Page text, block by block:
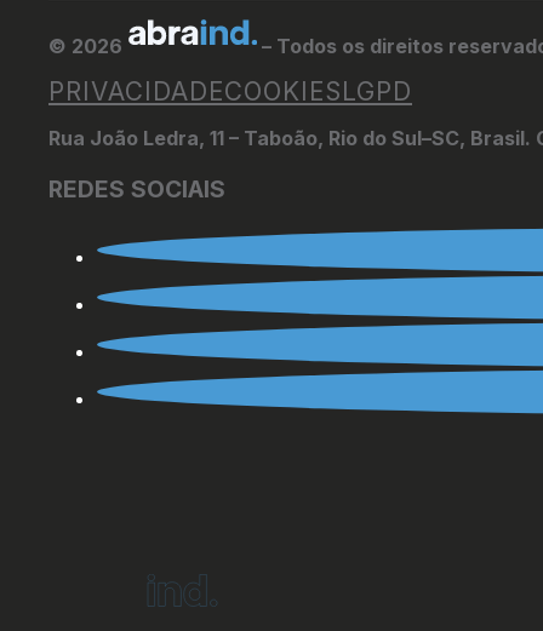
© 2026 – Todos os direitos
PRIVACIDADECOOKIES LGPD
Rua João Ledra, 11 – Taboão, Rio do Sul–SC, Brasil.
REDES SOCIAIS